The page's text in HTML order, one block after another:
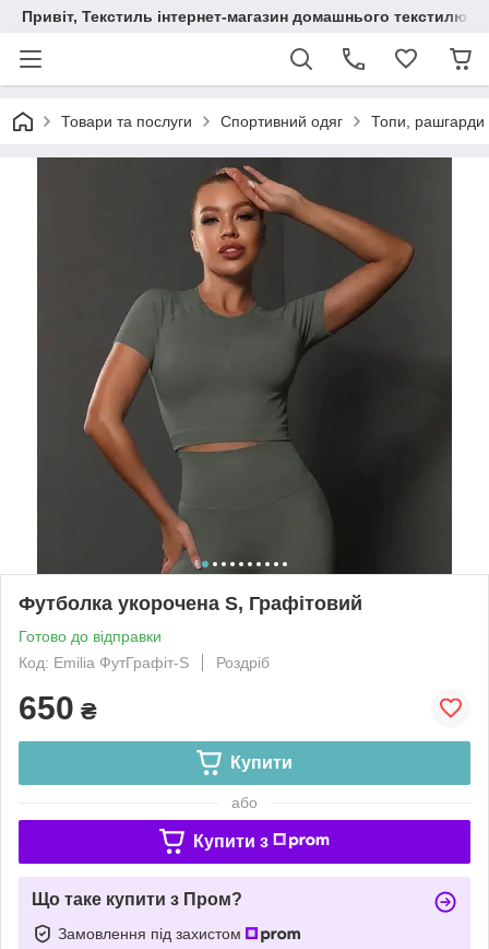
Привіт, Текстиль інтернет-магазин домашнього текстилю
Товари та послуги Спортивний одяг Топи, рашгарди
Футболка укорочена S, Графітовий
Готово до відправки
Код: Emilia ФутГрафіт-S
Роздріб
650 ₴
Купити
або
Купити з
Що таке купити з Пром?
Замовлення під захистом